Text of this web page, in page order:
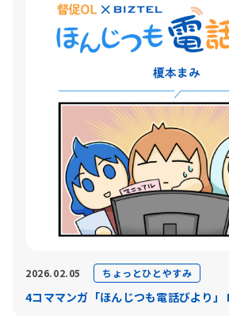
2026.02.05 ちょっとひとやすみ
4コママンガ「ほんじつも電話びより」